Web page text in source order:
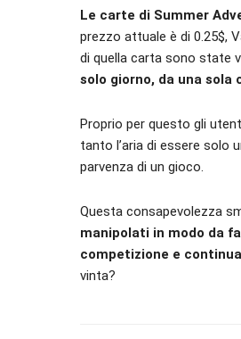
Le carte di Summer
prezzo attuale è di 0.25$,
di quella carta sono state
solo giorno, da una sola
Proprio per questo gli
tanto l’aria di essere solo
parvenza di un gioco.
Questa consapevolezza
manipolati in modo da
competizione e
vinta?